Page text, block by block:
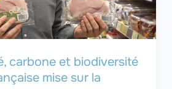
carbone et biodiversité
mise sur la